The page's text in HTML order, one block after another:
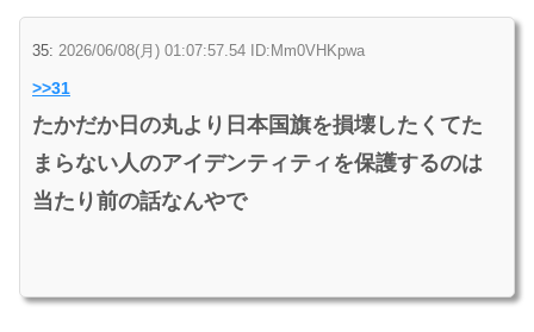
35: 2026/06/08(月) 01:07:57.54 ID:Mm0VHKpwa
>>31
たかだか日の丸より日本国旗を損壊したくてた
まらない人のアイデンティティを保護するのは
当たり前の話なんやで